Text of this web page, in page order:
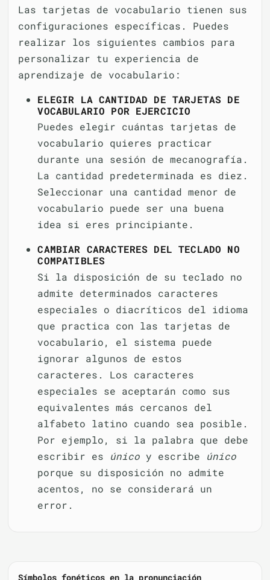
Las tarjetas de vocabulario tienen sus
configuraciones específicas. Puedes
realizar los siguientes cambios para
personalizar tu experiencia de
aprendizaje de vocabulario:
ELEGIR LA CANTIDAD DE TARJETAS DE
VOCABULARIO POR EJERCICIO
Puedes elegir cuántas tarjetas de
vocabulario quieres practicar
durante una sesión de mecanografía.
La cantidad predeterminada es diez.
Seleccionar una cantidad menor de
vocabulario puede ser una buena
idea si eres principiante.
CAMBIAR CARACTERES DEL TECLADO NO
COMPATIBLES
Si la disposición de su teclado no
admite determinados caracteres
especiales o diacríticos del idioma
que practica con las tarjetas de
vocabulario, el sistema puede
ignorar algunos de estos
caracteres. Los caracteres
especiales se aceptarán como sus
equivalentes más cercanos del
alfabeto latino cuando sea posible.
Por ejemplo, si la palabra que debe
escribir es único y escribe único
porque su disposición no admite
acentos, no se considerará un
error.
Símbolos fonéticos en la pronunciación